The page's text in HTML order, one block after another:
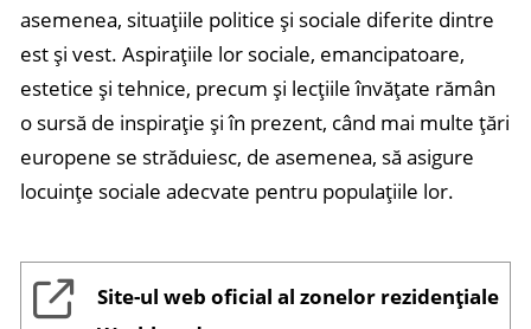
asemenea, situațiile politice și sociale diferite dintre
est și vest. Aspirațiile lor sociale, emancipatoare,
estetice și tehnice, precum și lecțiile învățate rămân
o sursă de inspirație și în prezent, când mai multe țări
europene se străduiesc, de asemenea, să asigure
locuințe sociale adecvate pentru populațiile lor.
Site-ul web oficial al zonelor rezidențiale